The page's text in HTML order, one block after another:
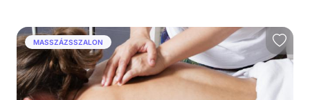
MASSZÁZSSZALON